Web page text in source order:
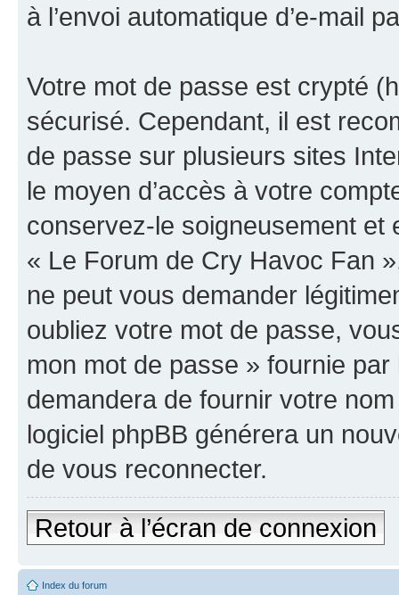
à l’envoi automatique d’e-mail
Votre mot de passe est crypté
sécurisé. Cependant, il est
de passe sur plusieurs sites
le moyen d’accès à votre
conservez-le soigneusement et
« Le Forum de Cry Havoc Fan
ne peut vous demander
oubliez votre mot de passe,
mon mot de passe » fournie
demandera de fournir votre
logiciel phpBB générera un
de vous reconnecter.
Retour à l’écran de connexion
Index du forum